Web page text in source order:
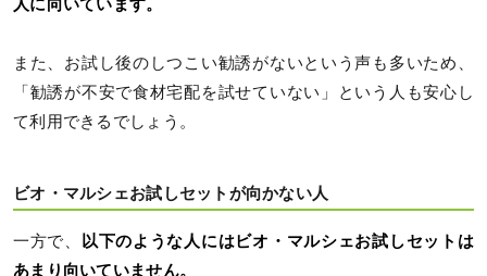
人に向いています。
また、お試し後のしつこい勧誘がないという声も多いため、
「勧誘が不安で食材宅配を試せていない」という人も安心し
て利用できるでしょう。
ビオ・マルシェお試しセットが向かない人
一方で、
以下のような人にはビオ・マルシェお試しセットは
あまり向いていません。